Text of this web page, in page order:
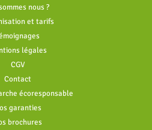
nous ?
et tarifs
légales
CGV
Contact
écoresponsable
garanties
brochures